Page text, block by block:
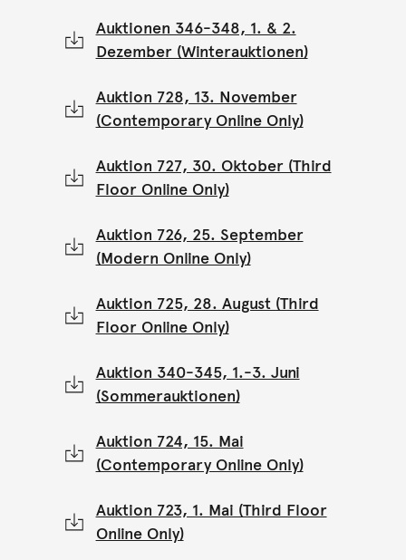
Auktionen 346-348, 1. & 2.
Dezember (Winterauktionen)
Auktion 728, 13. November
(Contemporary Online Only)
Auktion 727, 30. Oktober (Third
Floor Online Only)
Auktion 726, 25. September
(Modern Online Only)
Auktion 725, 28. August (Third
Floor Online Only)
Auktion 340-345, 1.-3. Juni
(Sommerauktionen)
Auktion 724, 15. Mai
(Contemporary Online Only)
Auktion 723, 1. Mai (Third Floor
Online Only)